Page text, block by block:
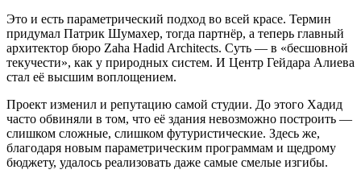
Это и есть параметрический подход во всей красе. Термин
придумал Патрик Шумахер, тогда партнёр, а теперь главный
архитектор бюро Zaha Hadid Architects. Суть — в «бесшовной
текучести», как у природных систем. И Центр Гейдара Алиева
стал её высшим воплощением.
Проект изменил и репутацию самой студии. До этого Хадид
часто обвиняли в том, что её здания невозможно построить —
слишком сложные, слишком футуристические. Здесь же,
благодаря новым параметрическим программам и щедрому
бюджету, удалось реализовать даже самые смелые изгибы.